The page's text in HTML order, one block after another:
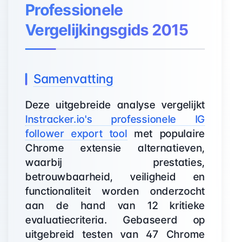
Professionele
Vergelijkingsgids 2015
Samenvatting
Deze uitgebreide analyse vergelijkt
Instracker.io's professionele IG
follower export tool met populaire
Chrome extensie alternatieven,
waarbij prestaties,
betrouwbaarheid, veiligheid en
functionaliteit worden onderzocht
aan de hand van 12 kritieke
evaluatiecriteria. Gebaseerd op
uitgebreid testen van 47 Chrome